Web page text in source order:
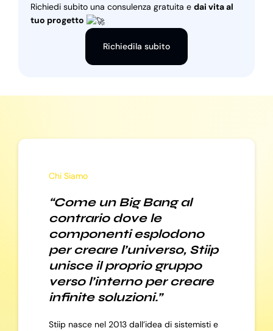
Richiedi subito una consulenza gratuita e dai vita al
tuo progetto
Richiedila subito
Chi Siamo
“Come un Big Bang al
contrario dove le
componenti esplodono
per creare l’universo, Stiip
unisce il proprio gruppo
verso l’interno per creare
infinite soluzioni.”
Stiip nasce nel 2013 dall’idea di sistemisti e